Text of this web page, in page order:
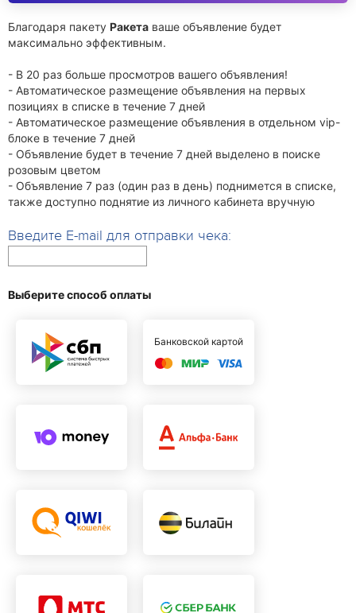
Благодаря пакету Ракета ваше объявление будет
максимально эффективным.
- В 20 раз больше просмотров вашего объявления!
- Автоматическое размещение объявления на первых
позициях в списке в течение 7 дней
- Автоматическое размещение объявления в отдельном vip-
блоке в течение 7 дней
- Объявление будет в течение 7 дней выделено в поиске
розовым цветом
- Объявление 7 раз (один раз в день) поднимется в списке,
также доступно поднятие из личного кабинета вручную
Введите E-mail для отправки чека:
Выберите способ оплаты
Банковской картой